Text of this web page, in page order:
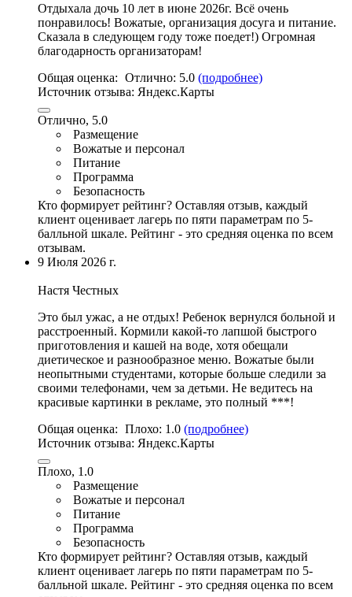
Отдыхала дочь 10 лет в июне 2026г. Всё очень
понравилось! Вожатые, организация досуга и питание.
Сказала в следующем году тоже поедет!) Огромная
благодарность организаторам!
Общая оценка: Отлично: 5.0 (подробнее)
Источник отзыва: Яндекс.Карты
Отлично, 5.0
Размещение
Вожатые и персонал
Питание
Программа
Безопасность
Кто формирует рейтинг? Оставляя отзыв, каждый
клиент оценивает лагерь по пяти параметрам по 5-
балльной шкале. Рейтинг - это средняя оценка по всем
отзывам.
9 Июля 2026 г.
Настя Честных
Это был ужас, а не отдых! Ребенок вернулся больной и
расстроенный. Кормили какой-то лапшой быстрого
приготовления и кашей на воде, хотя обещали
диетическое и разнообразное меню. Вожатые были
неопытными студентами, которые больше следили за
своими телефонами, чем за детьми. Не ведитесь на
красивые картинки в рекламе, это полный ***!
Общая оценка: Плохо: 1.0 (подробнее)
Источник отзыва: Яндекс.Карты
Плохо, 1.0
Размещение
Вожатые и персонал
Питание
Программа
Безопасность
Кто формирует рейтинг? Оставляя отзыв, каждый
клиент оценивает лагерь по пяти параметрам по 5-
балльной шкале. Рейтинг - это средняя оценка по всем